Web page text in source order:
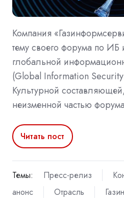
Компания
тему своего форума по
глобальной
(Global Information
Культурной
неизменной частью
Читать пост
Темы: Пресс-релиз
анонс
Отрасль